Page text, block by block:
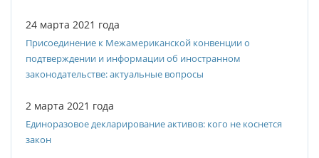
24 марта 2021 года
Присоединение к Межамериканской конвенции о
подтверждении и информации об иностранном
законодательстве: актуальные вопросы
2 марта 2021 года
Единоразовое декларирование активов: кого не коснется
закон